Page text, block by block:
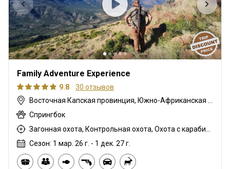
Family Adventure Experience
9.8
30 отзывов
Спрингбок
Сезон: 1 мар. 26 г. - 1 дек. 27 г.